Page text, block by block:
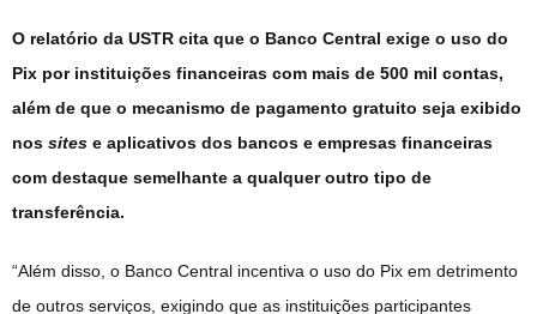
O relatório da USTR cita que o Banco Central exige o uso do
Pix por instituições financeiras com mais de 500 mil contas,
além de que o mecanismo de pagamento gratuito seja exibido
nos sites e aplicativos dos bancos e empresas financeiras
com destaque semelhante a qualquer outro tipo de
transferência.
“Além disso, o Banco Central incentiva o uso do Pix em detrimento
de outros serviços, exigindo que as instituições participantes